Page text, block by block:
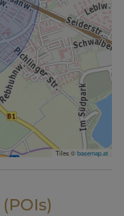
Tiles ©basemap.at